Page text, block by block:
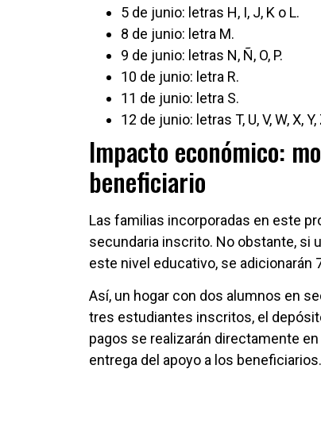
5 de junio: letras H, I, J, K o L.
8 de junio: letra M.
9 de junio: letras N, Ñ, O, P.
10 de junio: letra R.
11 de junio: letra S.
12 de junio: letras T, U, V, W, X, Y,
Impacto económico:
beneficiario
Las familias incorporadas en este
secundaria inscrito. No obstante, si
este nivel educativo, se adicionarán
Así, un hogar con dos alumnos en
tres estudiantes inscritos, el
pagos se realizarán directamente
entrega del apoyo a los beneficiarios.